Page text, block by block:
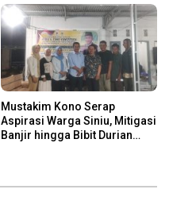
Mustakim Kono Serap
Aspirasi Warga Siniu, Mitigasi
Banjir hingga Bibit Durian